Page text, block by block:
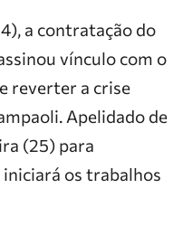
a contratação do
vínculo com o
reverter a crise
Apelidado de
(25) para
os trabalhos